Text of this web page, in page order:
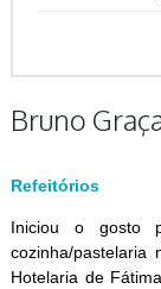
Bruno
Refeitórios
Iniciou o gosto
cozinha/
Hotelaria de